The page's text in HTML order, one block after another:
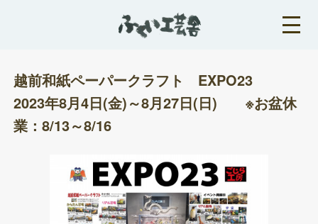
越前和紙ペーパークラフト EXPO23
2023年8月4日(金)～8月27日(日) ※お盆休
業：8/13～8/16